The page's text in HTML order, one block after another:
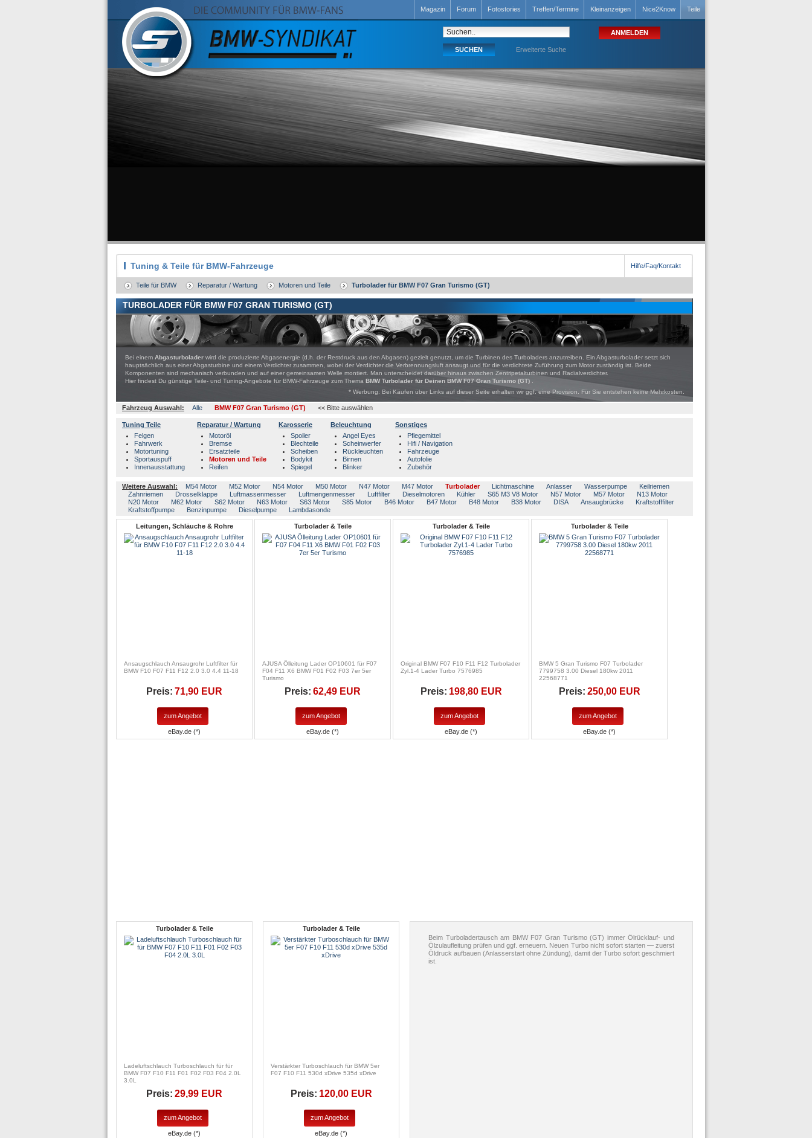
Magazin Forum Fotostories Treffen/Termine Kleinanzeigen Nice2Know Teile
Erweiterte Suche
Tuning & Teile für BMW-Fahrzeuge Hilfe/Faq/Kontakt
Teile für BMW Reparatur / Wartung Motoren und Teile Turbolader für BMW F07 Gran Turismo (GT)
TURBOLADER FÜR BMW F07 GRAN TURISMO (GT)
Bei einem Abgasturbolader wird die produzierte Abgasenergie (d.h. der Restdruck aus den Abgasen) gezielt genutzt, um die Turbinen des Turboladers anzutreiben. Ein Abgasturbolader setzt sich
hauptsächlich aus einer Abgasturbine und einem Verdichter zusammen, wobei der Verdichter die Verbrennungsluft ansaugt und für die verdichtete Zuführung zum Motor zuständig ist. Beide
Komponenten sind mechanisch verbunden und auf einer gemeinsamen Welle montiert. Man unterscheidet darüber hinaus zwischen Zentripetalturbinen und Radialverdichter.
Hier findest Du günstige Teile- und Tuning-Angebote für BMW-Fahrzeuge zum Thema BMW Turbolader für Deinen BMW F07 Gran Turismo (GT)
* Werbung: Bei Käufen über Links auf dieser Seite erhalten wir ggf. eine Provision. Für Sie entstehen keine Mehrkosten.
Fahrzeug Auswahl: Alle BMW F07 Gran Turismo (GT) << Bitte auswählen
Tuning Teile
Felgen
Fahrwerk
Motortuning
Sportauspuff
Innenausstattung
Reparatur / Wartung
Motoröl
Bremse
Ersatzteile
Motoren und Teile
Reifen
Karosserie
Spoiler
Blechteile
Scheiben
Bodykit
Spiegel
Beleuchtung
Angel Eyes
Scheinwerfer
Rückleuchten
Birnen
Blinker
Sonstiges
Pflegemittel
Hifi / Navigation
Fahrzeuge
Autofolie
Zubehör
Weitere Auswahl: M54 Motor M52 Motor N54 Motor M50 Motor N47 Motor M47 Motor Turbolader Lichtmaschine Anlasser Wasserpumpe
Keilriemen
Zahnriemen
Drosselklappe Luftmassenmesser Luftmengenmesser Luftfilter Dieselmotoren Kühler S65 M3 V8 Motor N57 Motor M57 Motor
N13 Motor
N20 Motor
M62 Motor S62 Motor N63 Motor S63 Motor S85 Motor B46 Motor B47 Motor B48 Motor B38 Motor DISA Ansaugbrücke
Kraftstofffilter
Kraftstoffpumpe
Benzinpumpe Dieselpumpe Lambdasonde
Leitungen, Schläuche & Rohre
Ansaugschlauch Ansaugrohr Luftfilter für
BMW F10 F07 F11 F12 2.0 3.0 4.4 11-18
Preis: 71,90 EUR
zum Angebot
eBay.de (*)
Turbolader & Teile
AJUSA Ölleitung Lader OP10601 für F07
F04 F11 X6 BMW F01 F02 F03 7er 5er
Turismo
Preis: 62,49 EUR
zum Angebot
eBay.de (*)
Turbolader & Teile
Original BMW F07 F10 F11 F12 Turbolader
Zyl.1-4 Lader Turbo 7576985
Preis: 198,80 EUR
zum Angebot
eBay.de (*)
Turbolader & Teile
BMW 5 Gran Turismo F07 Turbolader
7799758 3.00 Diesel 180kw 2011
22568771
Preis: 250,00 EUR
zum Angebot
eBay.de (*)
Turbolader & Teile
Ladeluftschlauch Turboschlauch für für
BMW F07 F10 F11 F01 F02 F03 F04 2.0L
3.0L
Preis: 29,99 EUR
zum Angebot
eBay.de (*)
Turbolader & Teile
Verstärkter Turboschlauch für BMW 5er
F07 F10 F11 530d xDrive 535d xDrive
Preis: 120,00 EUR
zum Angebot
eBay.de (*)
Beim Turboladertausch am BMW F07 Gran Turismo (GT) immer Ölrücklauf- und
Ölzulaufleitung prüfen und ggf. erneuern. Neuen Turbo nicht sofort starten — zuerst
Öldruck aufbauen (Anlasserstart ohne Zündung), damit der Turbo sofort geschmiert
ist.